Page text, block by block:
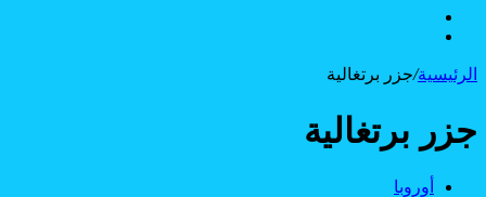
الرئيسية/جزر برتغالية
جزر برتغالية
أوروبا